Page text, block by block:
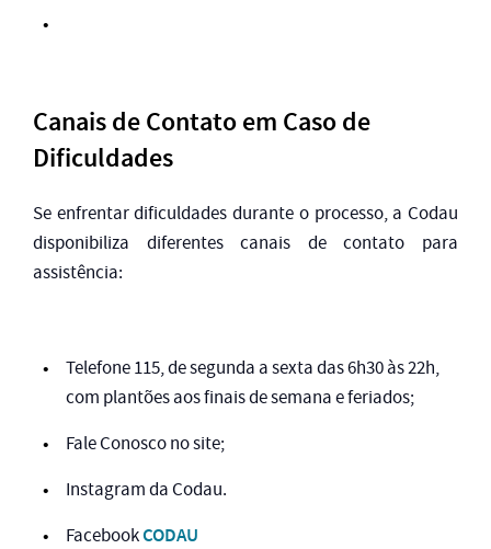
Canais de Contato em Caso de
Dificuldades
Se enfrentar dificuldades durante o processo, a Codau
disponibiliza diferentes canais de contato para
assistência:
Telefone 115, de segunda a sexta das 6h30 às 22h,
com plantões aos finais de semana e feriados;
Fale Conosco no site;
Instagram da Codau.
FacebookCODAU